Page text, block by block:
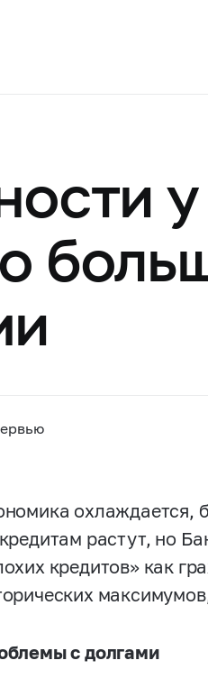
охлаждается,
растут, но
кредитов» как
с долгами